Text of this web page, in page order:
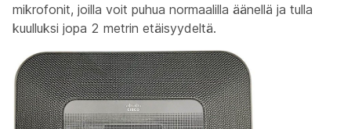
mikrofonit, joilla voit puhua normaalilla äänellä ja tulla
kuulluksi jopa 2 metrin etäisyydeltä.